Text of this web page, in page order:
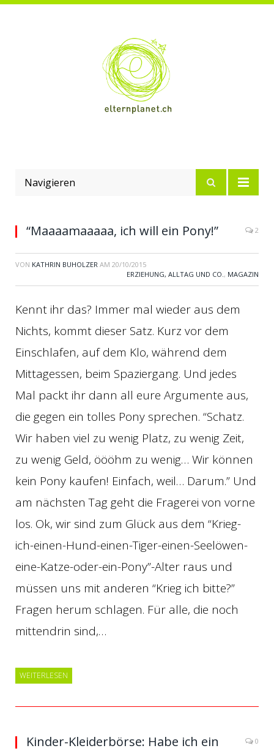
Navigieren
“Maaaamaaaaa, ich will ein Pony!” 2
VON KATHRIN BUHOLZER AM 20/10/2015
ERZIEHUNG, ALLTAG UND CO., MAGAZIN
Kennt ihr das? Immer mal wieder aus dem
Nichts, kommt dieser Satz. Kurz vor dem
Einschlafen, auf dem Klo, während dem
Mittagessen, beim Spaziergang. Und jedes
Mal packt ihr dann all eure Argumente aus,
die gegen ein tolles Pony sprechen. “Schatz.
Wir haben viel zu wenig Platz, zu wenig Zeit,
zu wenig Geld, öööhm zu wenig… Wir können
kein Pony kaufen! Einfach, weil… Darum.” Und
am nächsten Tag geht die Fragerei von vorne
los. Ok, wir sind zum Glück aus dem “Krieg-
ich-einen-Hund-einen-Tiger-einen-Seelöwen-
eine-Katze-oder-ein-Pony”-Alter raus und
müssen uns mit anderen “Krieg ich bitte?”
Fragen herum schlagen. Für alle, die noch
mittendrin sind,…
WEITERLESEN
Kinder-Kleiderbörse: Habe ich ein
0